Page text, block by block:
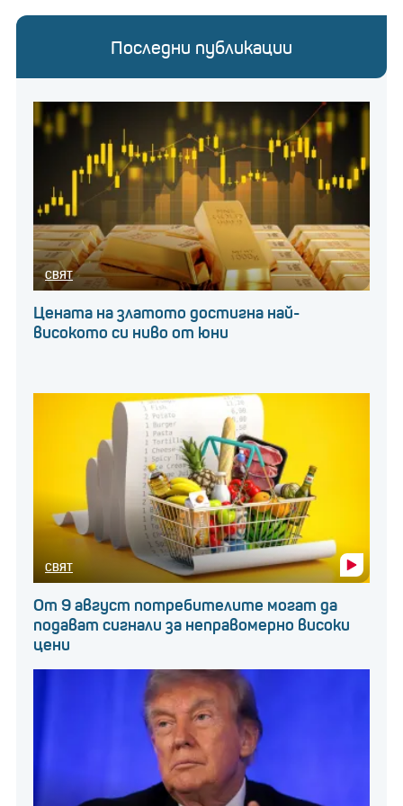
Последни публикации
СВЯТ
Цената на златото достигна най-
високото си ниво от юни
СВЯТ
От 9 август потребителите могат да
подават сигнали за неправомерно високи
цени